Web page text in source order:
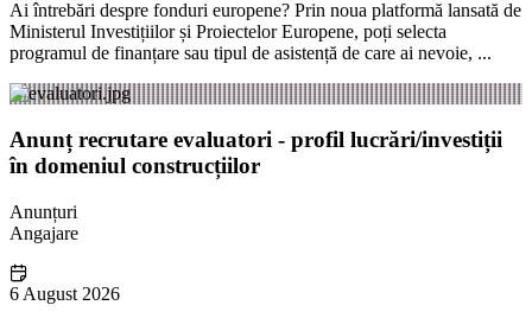
Ai întrebări despre fonduri europene? Prin noua platformă lansată de
Ministerul Investițiilor și Proiectelor Europene, poți selecta
programul de finanțare sau tipul de asistență de care ai nevoie, ...
Anunț recrutare evaluatori - profil lucrări/investiții
în domeniul construcțiilor
Anunțuri
Angajare
6 August 2026